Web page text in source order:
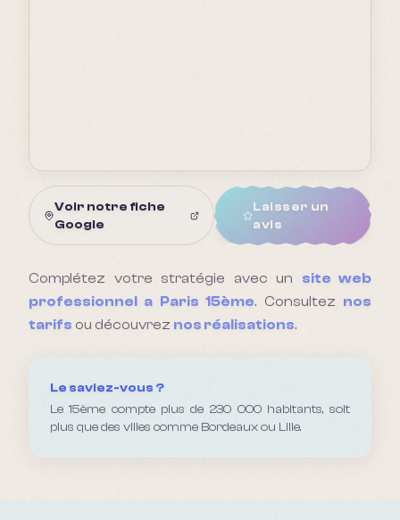
Voir notre fiche
Google
Laisser un
avis
Complétez votre stratégie avec un site web
professionnel a Paris 15ème. Consultez nos
tarifs ou découvrez nos réalisations.
Le saviez-vous ?
Le 15ème compte plus de 230 000 habitants, soit
plus que des villes comme Bordeaux ou Lille.